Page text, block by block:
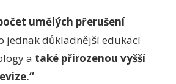
umělých přerušení
jednak důkladnější edukací
a také přirozenou vyšší